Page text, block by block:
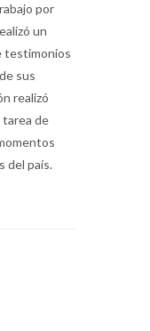
por
un
testimonios
sus
realizó
tarea de
del país.